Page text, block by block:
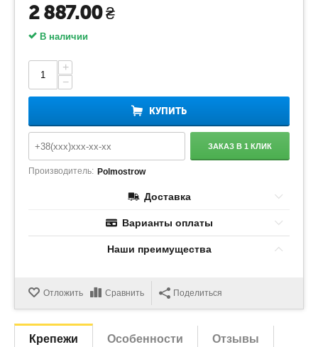
2 887.00₴
В наличии
+
−
КУПИТЬ
ЗАКАЗ В 1 КЛИК
Производитель: Polmostrow
Доставка
Варианты оплаты
Наши преимущества
Отложить Сравнить Поделиться
Крепежи Особенности Отзывы